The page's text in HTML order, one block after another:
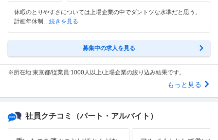
休暇のとりやすさについては上場企業の中でダントツな水準だと思う。
計画年休制 …続きを見る
募集中の求人を見る
※所在地:東京都/従業員:1000人以上/上場企業の絞り込み結果です。
もっと見る
社員クチコミ （パート・アルバイト）